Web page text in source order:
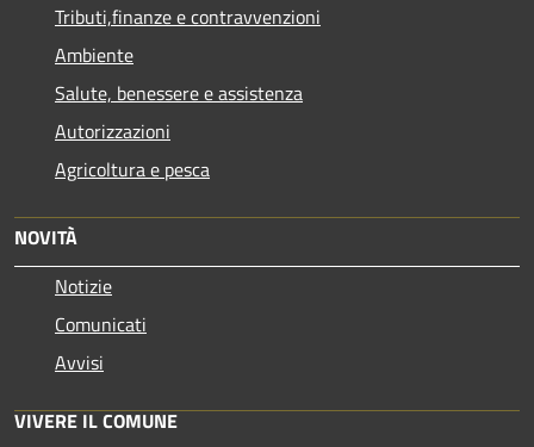
Tributi,finanze e contravvenzioni
Ambiente
Salute, benessere e assistenza
Autorizzazioni
Agricoltura e pesca
NOVITÀ
Notizie
Comunicati
Avvisi
VIVERE IL COMUNE